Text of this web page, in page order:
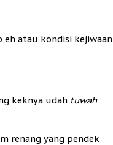
atau kondisi kejiwaan
keknya udah tuwah
renang yang pendek